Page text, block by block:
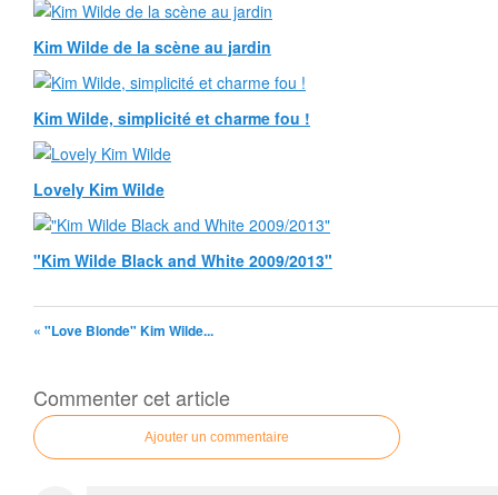
Kim Wilde de la scène au jardin
Kim Wilde, simplicité et charme fou !
Lovely Kim Wilde
"Kim Wilde Black and White 2009/2013"
« "Love Blonde" Kim Wilde...
Commenter cet article
Ajouter un commentaire